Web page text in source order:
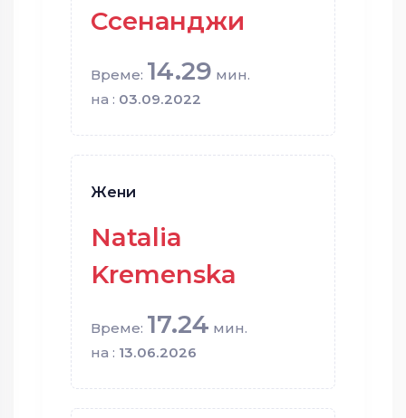
Ссенанджи
Време: 14.29 мин.
на : 03.09.2022
Жени
Natalia
Kremenska
Време: 17.24 мин.
на : 13.06.2026